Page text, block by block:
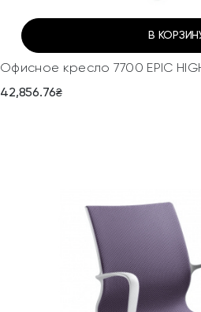
В
Офисное кресло 7700 EPIC
42,856.76₴